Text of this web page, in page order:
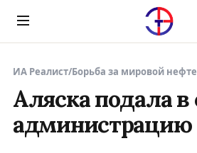
Menu
ИА Реалист/Борьба за мировой
Аляска подала в
администрацию